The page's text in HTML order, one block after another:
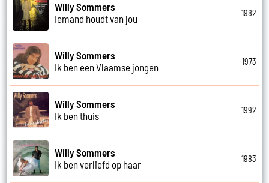
Willy Sommers
Iemand houdt van jou
1982
Willy Sommers
Ik ben een Vlaamse jongen
1973
Willy Sommers
Ik ben thuis
1992
Willy Sommers
Ik ben verliefd op haar
1983